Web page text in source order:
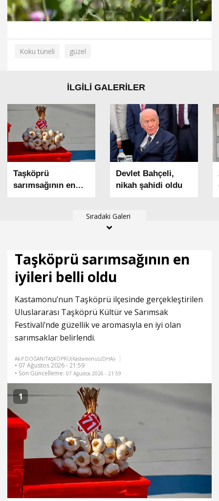
Koku tüneli güzel
İLGİLİ GALERİLER
Sıradaki Galeri
Taşköprü
sarımsağının en
Devlet Bahçeli,
nikah şahidi oldu
Taşköprü sarımsağının en
iyileri belli oldu
Kastamonu’nun Taşköprü ilçesinde gerçekleştirilen
Uluslararası Taşköprü Kültür ve Sarımsak
Festivali’nde güzellik ve aromasıyla en iyi olan
sarımsaklar belirlendi.
Akif DOĞAN/TAŞKÖPRÜ(Kastamonu),(DHA)-
• 07 Ağustos 2026 - 21:59
• Son Güncelleme: 07 Ağustos 2026 - 21:59
1